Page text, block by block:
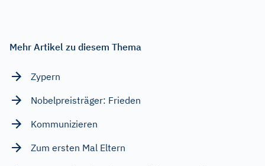
Mehr Artikel zu diesem Thema
Zypern
Nobelpreisträger: Frieden
Kommunizieren
Zum ersten Mal Eltern